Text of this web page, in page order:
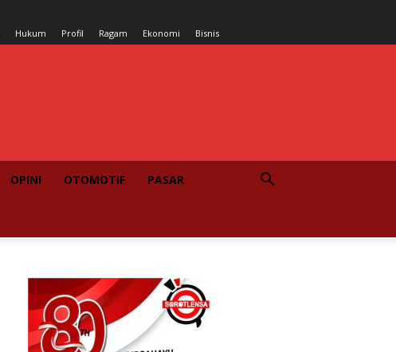
Hukum Profil Ragam Ekonomi Bisnis
OPINI OTOMOTIF PASAR